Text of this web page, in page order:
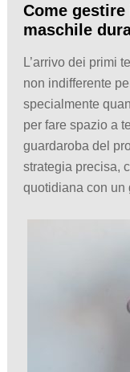
Come
maschile
L’arrivo dei primi
non indifferente
specialmente
per fare spazio a
guardaroba del
strategia precisa,
quotidiana con